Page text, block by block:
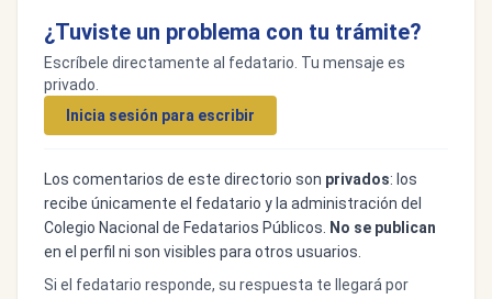
¿Tuviste un problema con tu trámite?
Escríbele directamente al fedatario. Tu mensaje es
privado.
Inicia sesión para escribir
Los comentarios de este directorio son privados: los
recibe únicamente el fedatario y la administración del
Colegio Nacional de Fedatarios Públicos.
No se publican
en el perfil ni son visibles para otros usuarios.
Si el fedatario responde, su respuesta te llegará por